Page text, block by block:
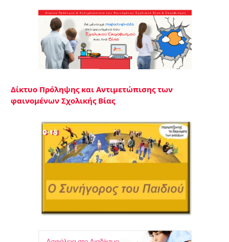
Δίκτυο Πρόληψης και Αντιμετώπισης των
φαινομένων Σχολικής Βίας